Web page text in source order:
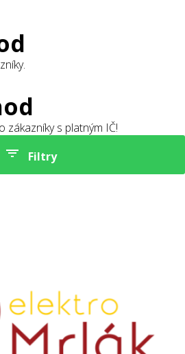
s platným IČ!
Filtry